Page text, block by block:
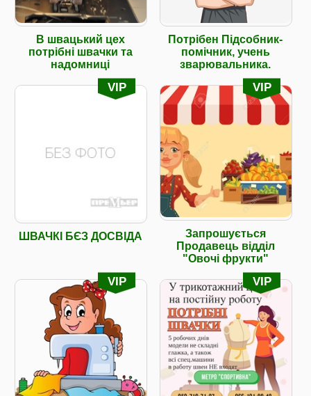
В швацький цех
потрібні швачки та
надомниці
Потрібен Підсобник-
помічник, учень
зварювальника.
VIP
ШВАЧКІ БЄЗ ДОСВІДА
VIP
Запрошується
Продавець відділ
"Овочі фрукти"
VIP VIP